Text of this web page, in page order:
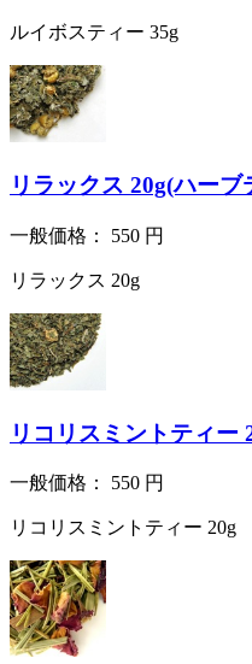
ルイボスティー 35g
リラックス 20g(ハー
一般価格： 550 円
リラックス 20g
リコリスミントティー
一般価格： 550 円
リコリスミントティー 20g